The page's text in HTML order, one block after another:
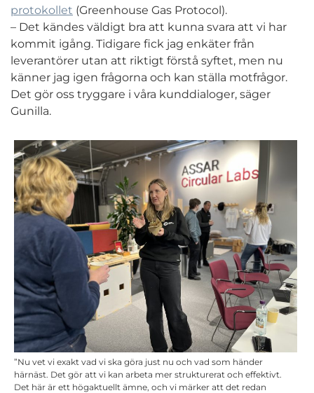
protokollet (Greenhouse Gas Protocol).
– Det kändes väldigt bra att kunna svara att vi har
kommit igång. Tidigare fick jag enkäter från
leverantörer utan att riktigt förstå syftet, men nu
känner jag igen frågorna och kan ställa motfrågor.
Det gör oss tryggare i våra kunddialoger, säger
Gunilla.
”Nu vet vi exakt vad vi ska göra just nu och vad som händer
härnäst. Det gör att vi kan arbeta mer strukturerat och effektivt.
Det här är ett högaktuellt ämne, och vi märker att det redan